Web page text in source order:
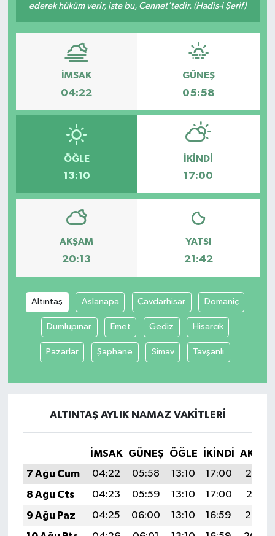
ederek hüküm verir, işte bu, Cennet’tedir. (Hadis-i Şerif)
İMSAK
04:22
GÜNEŞ
05:58
ÖĞLE
13:10
İKINDI
17:00
AKŞAM
20:13
YATSI
21:42
Altıntaş Aslanapa Çavdarhisar Domaniç
Dumlupınar Emet Gediz Hisarcık
Pazarlar Şaphane Simav Tavşanlı
ALTINTAŞ AYLIK NAMAZ VAKITLERI
İMSAK GÜNEŞ ÖĞLE İKINDI
7 Ağu Cum
04:22 05:58 13:10 17:00
20:13
8 Ağu Cts
04:23 05:59 13:10 17:00
20:11
9 Ağu Paz
04:25 06:00 13:10 16:59
20:10
Bilim veTeknoloji
Eğitim
SEKTÖR
Magazin
haber ara
Yazarlarımız
Tüm Haberler
Videolu Haberler
Son Dakika